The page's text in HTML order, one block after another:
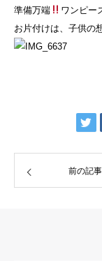
準備万端
ワンピー
お片付けは、子供の
前の記事